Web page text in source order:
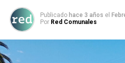
Publicado hace 3 años el
Por Red Comunales